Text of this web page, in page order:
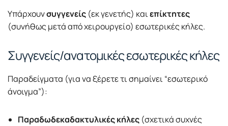
Υπάρχουνσυγγενείς (εκ γενετής) καιεπίκτητες
(συνήθως μετά από χειρουργείο) εσωτερικές κήλες.
Συγγενείς/ανατομικές εσωτερικές κήλες
Παραδείγματα (για να ξέρετε τι σημαίνει “εσωτερικό
άνοιγμα”):
Παραδωδεκαδακτυλικές κήλες (σχετικά συχνές